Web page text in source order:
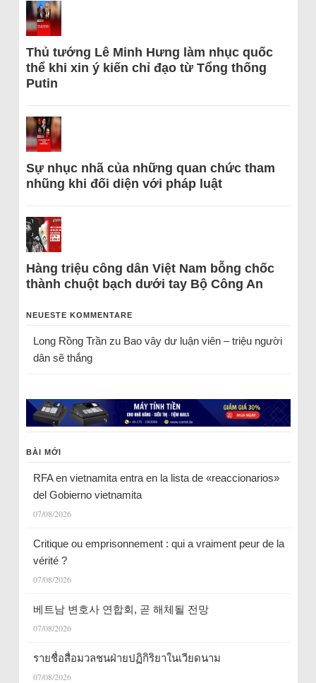
Thủ tướng Lê Minh Hưng làm nhục quốc
thể khi xin ý kiến chỉ đạo từ Tổng thống
Putin
Sự nhục nhã của những quan chức tham
nhũng khi đối diện với pháp luật
Hàng triệu công dân Việt Nam bỗng chốc
thành chuột bạch dưới tay Bộ Công An
NEUESTE KOMMENTARE
Long Rồng Trầnzu Bao vây dư luận viên – triệu người
dân sẽ thắng
BÀI MỚI
RFA en vietnamita entra en la lista de «reaccionarios»
del Gobierno vietnamita
07/08/2026
Critique ou emprisonnement : qui a vraiment peur de la
vérité ?
07/08/2026
베트남 변호사 연합회, 곧 해체될 전망
07/08/2026
รายชื่อสื่อมวลชนฝ่ายปฏิกิริยาในเวียดนาม
07/08/2026